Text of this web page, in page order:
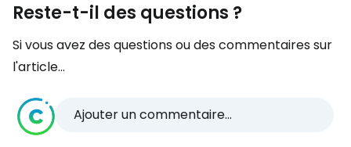
Reste-t-il des questions ?
Si vous avez des questions ou des commentaires sur
l'article...
Ajouter un commentaire...